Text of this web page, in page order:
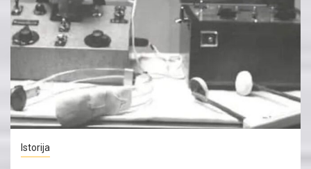
Istorija